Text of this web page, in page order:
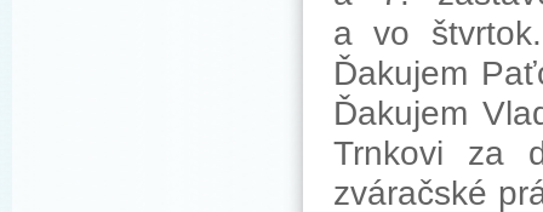
a vo
Ďakujem
Ďakujem
Trnkovi za
zváračské